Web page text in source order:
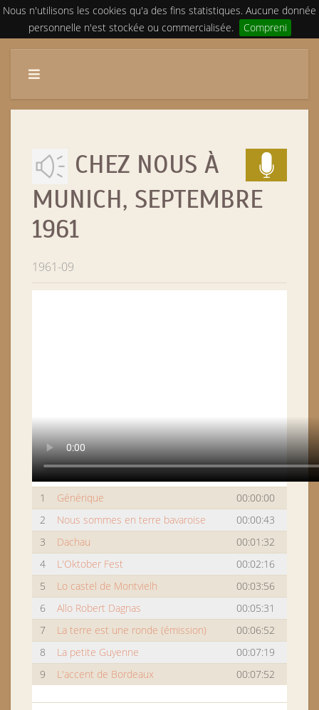
Nous n'utilisons les cookies qu'a des fins statistiques. Aucune donnée
personnelle n'est stockée ou commercialisée.
Compreni
CHEZ NOUS À
MUNICH, SEPTEMBRE
1961
1961-09
1 Générique
00:00:00
2
Nous sommes en terre bavaroise
00:00:43
3
Dachau
00:01:32
4
L'Oktober Fest
00:02:16
5
Lo castel de Montvielh
00:03:56
6
Allo Robert Dagnas
00:05:31
7
La terre est une ronde (émission)
00:06:52
8
La petite Guyenne
00:07:19
9
L'accent de Bordeaux 00:07:52